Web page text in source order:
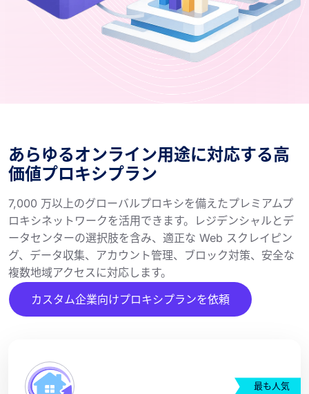
あらゆるオンライン用途に対応する高
価値プロキシプラン
7,000 万以上のグローバルプロキシを備えたプレミアムプ
ロキシネットワークを活用できます。レジデンシャルとデ
ータセンターの選択肢を含み、適正な Web スクレイピン
グ、データ収集、アカウント管理、ブロック対策、安全な
複数地域アクセスに対応します。
カスタム企業向けプロキシプランを依頼
最も人気